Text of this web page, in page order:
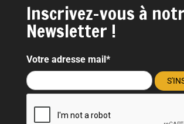
Inscrivez-vous à
Newsletter !
Votre adresse mail*